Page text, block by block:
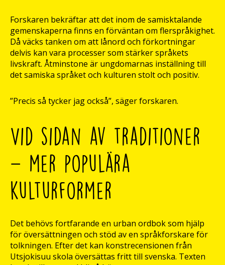
Forskaren bekräftar att det inom de samisktalande
gemenskaperna finns en förväntan om flerspråkighet.
Då väcks tanken om att lånord och förkortningar
delvis kan vara processer som stärker språkets
livskraft. Åtminstone är ungdomarnas inställning till
det samiska språket och kulturen stolt och positiv.
”Precis så tycker jag också”, säger forskaren.
Vid sidan av traditioner
– mer populära
kulturformer
Det behövs fortfarande en urban ordbok som hjälp
för översättningen och stöd av en språkforskare för
tolkningen. Efter det kan konstrecensionen från
Utsjokisuu skola översättas fritt till svenska. Texten